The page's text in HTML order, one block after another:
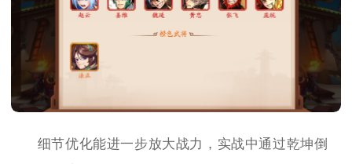
细节优化能进一步放大战力，实战中通过乾坤倒